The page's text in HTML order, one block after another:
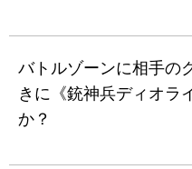
バトルゾーンに相手の
きに《銃神兵ディオラ
か？